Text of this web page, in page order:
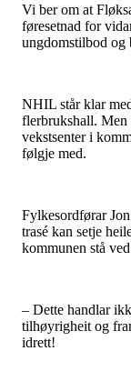
Vi ber om at
føresetnad for
ungdomstilbod og
NHIL står klar
flerbrukshall. Men
vekstsenter i
følgje med.
Fylkesordførar
trasé kan setje
kommunen stå
– Dette handlar
tilhøyrigheit og
idrett!